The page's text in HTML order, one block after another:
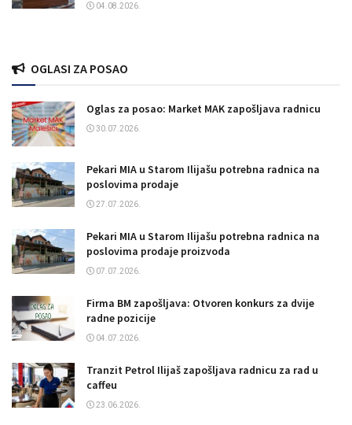
04.08.2026.
OGLASI ZA POSAO
Oglas za posao: Market MAK zapošljava radnicu
30.07.2026.
Pekari MIA u Starom Ilijašu potrebna radnica na
poslovima prodaje
27.07.2026.
Pekari MIA u Starom Ilijašu potrebna radnica na
poslovima prodaje proizvoda
07.07.2026.
Firma BM zapošljava: Otvoren konkurs za dvije
radne pozicije
04.07.2026.
Tranzit Petrol Ilijaš zapošljava radnicu za rad u
caffeu
23.06.2026.